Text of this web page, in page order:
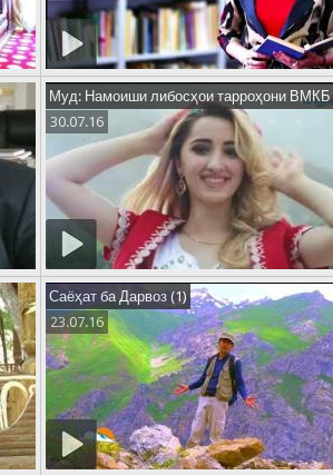
Муд: Намоиши либосҳои тарроҳони ВМКБ
30.07.16
Саёҳат ба Дарвоз (1)
23.07.16